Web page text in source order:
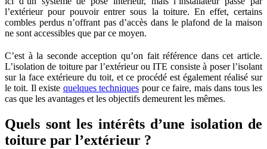
l’extérieur pour pouvoir entrer sous la toiture. En effet, certains
combles perdus n’offrant pas d’accès dans le plafond de la maison
ne sont accessibles que par ce moyen.
C’est à la seconde acception qu’on fait référence dans cet article.
L’isolation de toiture par l’extérieur ou ITE consiste à poser l’isolant
sur la face extérieure du toit, et ce procédé est également réalisé sur
le toit. Il existe quelques techniques pour ce faire, mais dans tous les
cas que les avantages et les objectifs demeurent les mêmes.
Quels sont les intérêts d’une isolation de
toiture par l’extérieur ?